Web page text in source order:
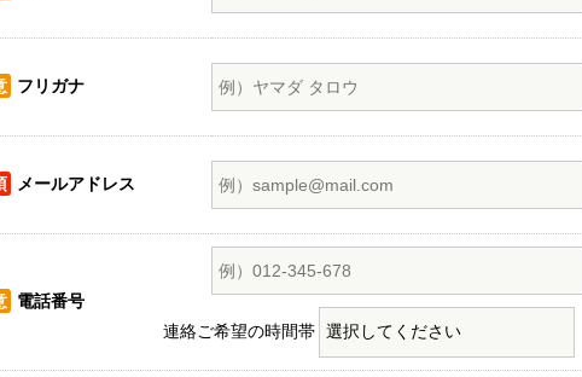
フリガナ
メールアドレス
電話番号
連絡ご希望の時間帯